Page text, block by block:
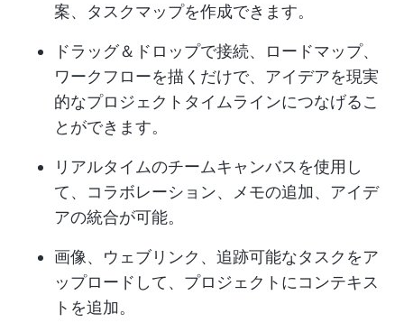
案、タスクマップを作成できます。
ドラッグ＆ドロップで接続、ロードマップ、
ワークフローを描くだけで、アイデアを現実
的なプロジェクトタイムラインにつなげるこ
とができます。
リアルタイムのチームキャンバスを使用し
て、コラボレーション、メモの追加、アイデ
アの統合が可能。
画像、ウェブリンク、追跡可能なタスクをア
ップロードして、プロジェクトにコンテキス
トを追加。